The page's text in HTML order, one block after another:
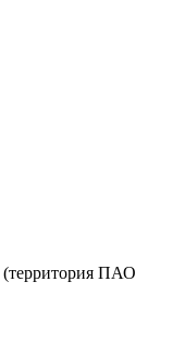
(территория ПАО